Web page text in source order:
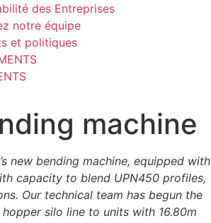
des Entreprises
notre équipe
et politiques
machine
new bending machine, equipped with
capacity to blend UPN450 profiles,
Our technical team has begun the
silo line to units with 16.80m